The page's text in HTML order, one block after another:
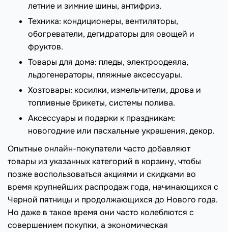
летние и зимние шины, антифриз.
Техника: кондиционеры, вентиляторы,
обогреватели, дегидраторы для овощей и
фруктов.
Товары для дома: пледы, электроодеяла,
льдогенераторы, пляжные аксессуары.
Хозтовары: косилки, измельчители, дрова и
топливные брикеты, системы полива.
Аксессуары и подарки к праздникам:
новогодние или пасхальные украшения, декор.
Опытные онлайн-покупатели часто добавляют
товары из указанных категорий в корзину, чтобы
позже воспользоваться акциями и скидками во
время крупнейших распродаж года, начинающихся с
Черной пятницы и продолжающихся до Нового года.
Но даже в такое время они часто колеблются с
совершением покупки, а экономическая